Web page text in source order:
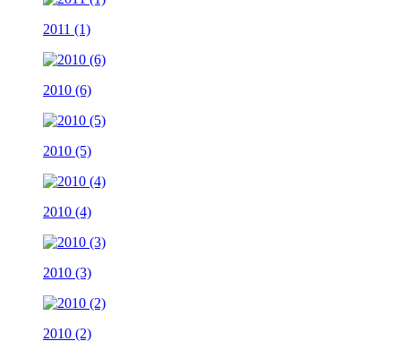
2011 (1)
2010 (6)
2010 (5)
2010 (4)
2010 (3)
2010 (2)